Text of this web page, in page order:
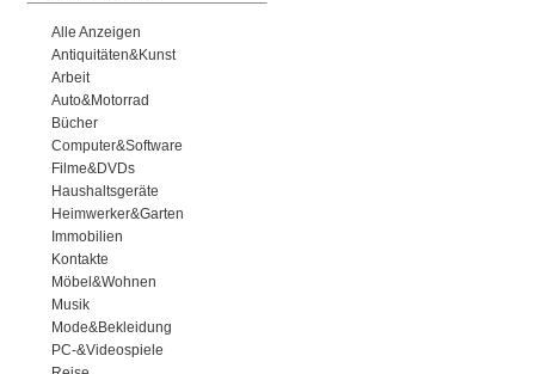
Alle Anzeigen
Antiquitäten&Kunst
Arbeit
Auto&Motorrad
Bücher
Computer&Software
Filme&DVDs
Haushaltsgeräte
Heimwerker&Garten
Immobilien
Kontakte
Möbel&Wohnen
Musik
Mode&Bekleidung
PC-&Videospiele